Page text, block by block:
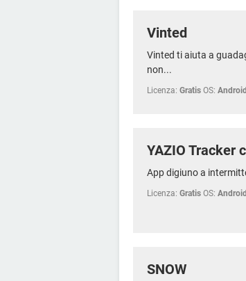
Vinted
Vinted ti aiuta a
non...
Licenza: Gratis OS: Android
YAZIO Tracker
App digiuno a
Licenza: Gratis OS: Android
SNOW